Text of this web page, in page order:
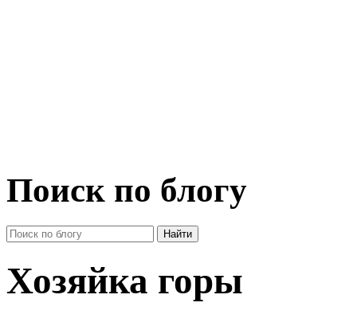
Поиск по блогу
Хозяйка горы